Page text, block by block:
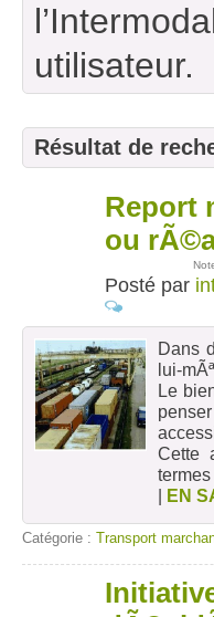
utilisateur.
Résultat de
Report
ou
Posté par
Dans
lui-
Le
Cette
| EN
Catégorie : Transport